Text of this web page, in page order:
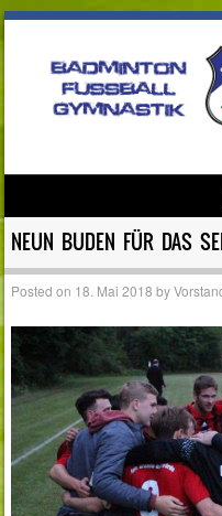
Skip to content
NEUN BUDEN FÜR DAS
Posted on 18. Mai 2018 by